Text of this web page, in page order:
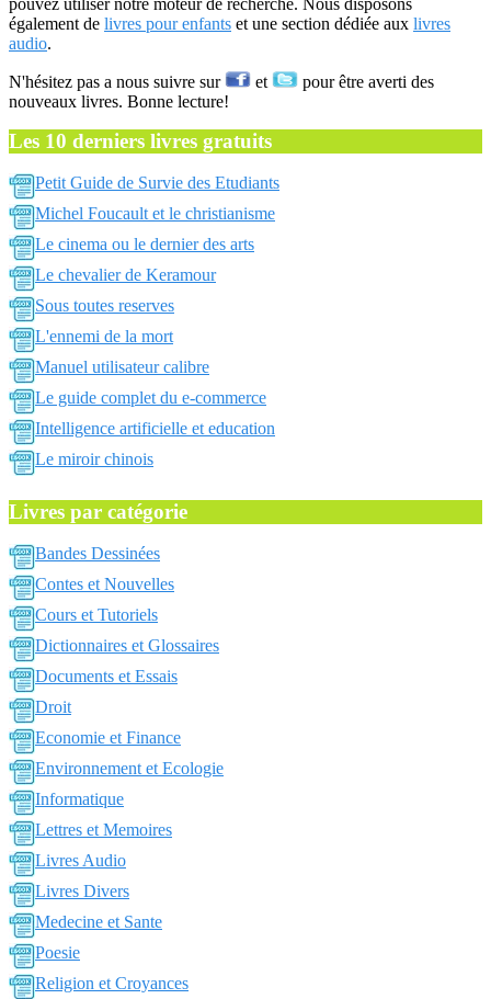
pouvez utiliser notre moteur de recherche. Nous disposons
également de livres pour enfants et une section dédiée aux livres
audio.
N'hésitez pas a nous suivre sur et
pour être averti des
nouveaux livres. Bonne lecture!
Les 10 derniers livres gratuits
Petit Guide de Survie des Etudiants
Michel Foucault et le christianisme
Le cinema ou le dernier des arts
Le chevalier de Keramour
Sous toutes reserves
L'ennemi de la mort
Manuel utilisateur calibre
Le guide complet du e-commerce
Intelligence artificielle et education
Le miroir chinois
Livres par catégorie
Bandes Dessinées
Contes et Nouvelles
Cours et Tutoriels
Dictionnaires et Glossaires
Documents et Essais
Droit
Economie et Finance
Environnement et Ecologie
Informatique
Lettres et Memoires
Livres Audio
Livres Divers
Medecine et Sante
Poesie
Religion et Croyances